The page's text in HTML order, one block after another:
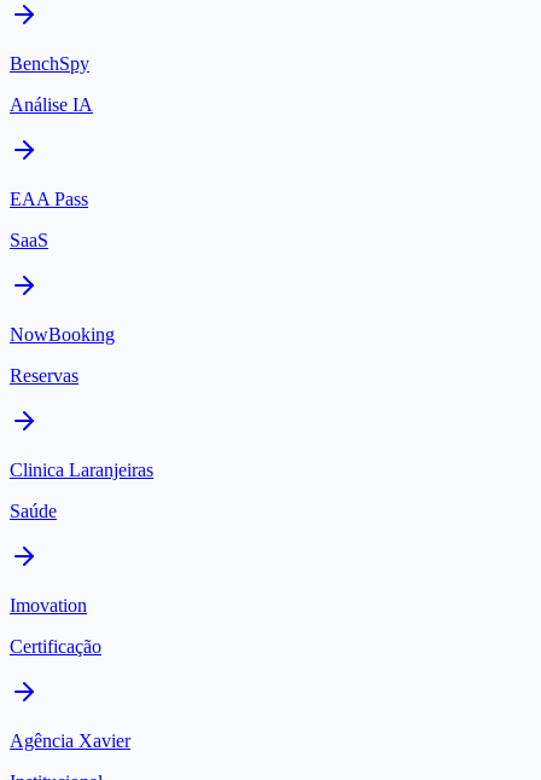
BenchSpy
Análise IA
EAA Pass
SaaS
NowBooking
Reservas
Clinica Laranjeiras
Saúde
Imovation
Certificação
Agência Xavier